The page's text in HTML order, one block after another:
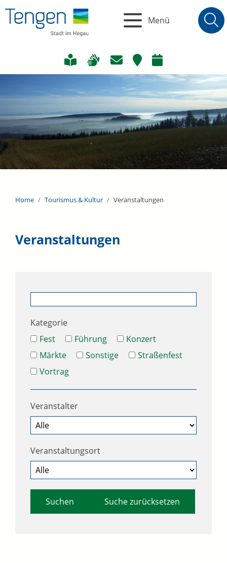
Menü
Home Tourismus & Kultur Veranstaltungen
Veranstaltungen
Kategorie
Fest
Führung
Konzert
Märkte
Sonstige
Straßenfest
Vortrag
Veranstalter
Veranstaltungsort
Suche zurücksetzen